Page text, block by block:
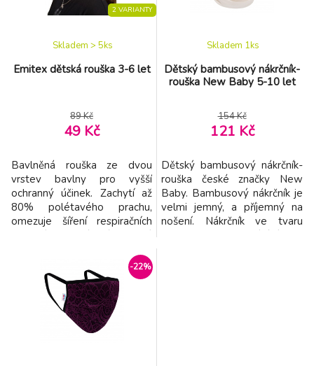
dýchání přes roušku.
dýchání přes roušku. Ú
2 VARIANTY
Emitex dětská rouška 3-6 let
Skladem > 5ks
89 Kč
49 Kč
Bavlněná rouška ze dvou
vrstev bavlny pro vyšší
ochranný účinek. Zachytí až
80% polétavého prachu,
omezuje šíření respiračních
bavlněný úplet ze 100%
bavlny. Vnitřní materiál je bílé
bavlněné plátno nízké
gramáže ze 100% bavlny.
Nízká gramáž zajistí lepší
dýchání přes roušku.
Dětský bambusový nákrčník-
rouška New Baby 5-10 let
Skladem 1ks
154 Kč
121 Kč
Dětský bambusový nákrčník-
rouška české značky New
Baby. Bambusový nákrčník je
velmi jemný, a příjemný na
nošení. Nákrčník ve tvaru
-22%